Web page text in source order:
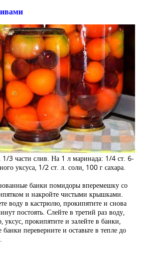
3 части слив. На 1 л маринада: 1/4 ст. 6-
уксуса, 1/2 ст. л. соли, 100 г сахара.
банки помидоры вперемешку со
и накройте чистыми крышками.
воду в кастрюлю, прокипятите и снова
постоять. Слейте в третий раз воду,
уксус, прокипятите и залейте в банки,
банки переверните и оставьте в тепле до